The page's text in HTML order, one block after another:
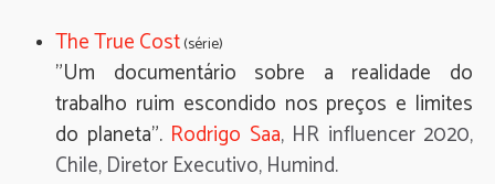
The True Cost(série)
"Um documentário sobre a realidade do
trabalho ruim escondido nos preços e limites
do planeta". Rodrigo Saa, HR influencer 2020,
Chile, Diretor Executivo, Humind.